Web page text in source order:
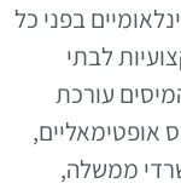
בפני כל
לבתי
עורכת
אופטימאליים,
ממשלה,